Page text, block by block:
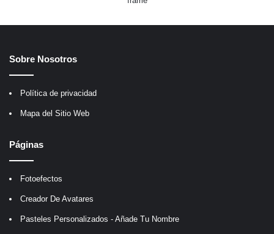
Sobre Nosotros
Política de privacidad
Mapa del Sitio Web
Páginas
Fotoefectos
Creador De Avatares
Pasteles Personalizados - Añade Tu Nombre